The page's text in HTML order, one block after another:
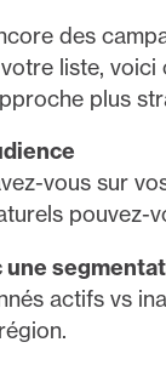
des
liste, voici
plus
vous sur
pouvez-
une
actifs vs